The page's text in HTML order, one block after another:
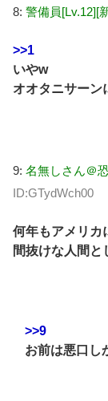
8: 警備員[Lv.12][
>>1
いやw
オオタニサー
9: 名無しさん＠
ID:GTydWch00
何年もアメリカ
間抜けな人間と
>>9
お前は悪口し